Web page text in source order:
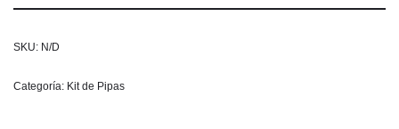
SKU: N/D
Categoría: Kit de Pipas